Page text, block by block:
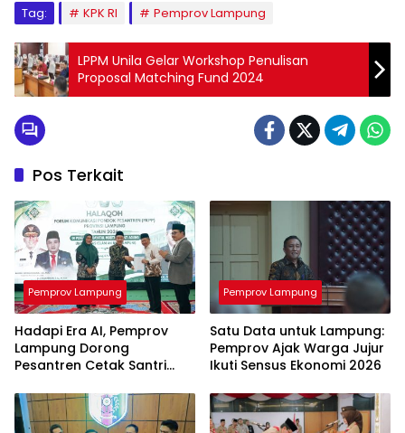
Tag: KPK RI Pemprov Lampung
LPPM Unila Gelar Workshop Penulisan
Proposal Matching Fund 2024
Pos Terkait
Pemprov Lampung
Hadapi Era AI, Pemprov
Lampung Dorong
Pesantren Cetak Santri
Pemprov Lampung
Satu Data untuk Lampung:
Pemprov Ajak Warga Jujur
Ikuti Sensus Ekonomi 2026